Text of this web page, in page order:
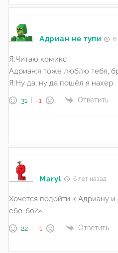
Адриан не тупи 6
Я:Читаю комикс
Адриан:я тоже люблю тебя,
Я:Ну да, ну да пошёл я нахер
31 -1 Ответить
Maryl 6 лет назад
Хочется подойти к Адриану и
ебо-бо?»
22 -1 Ответить